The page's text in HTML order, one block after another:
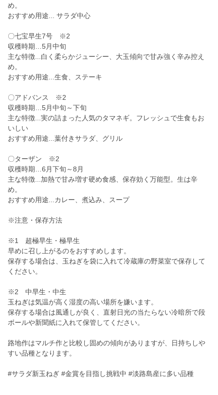
め。
おすすめ用途... サラダ中心
〇七宝早生7号 ※2
収穫時期…5月中旬
主な特徴...白く柔らかジューシー、大玉傾向で甘み強く辛み控え
め。
おすすめ用途...生食、ステーキ
〇アドバンス ※2
収穫時期…5月中旬～下旬
主な特徴...実の詰まった人気のタマネギ。フレッシュで生食もお
いしい
おすすめ用途...葉付きサラダ、グリル
〇ターザン ※2
収穫時期…6月下旬～8月
主な特徴...加熱で甘み増す硬め食感、保存効く万能型。生は辛
め。
おすすめ用途...カレー、煮込み、スープ
※注意・保存方法
※1 超極早生・極早生
早めに召し上がるのをおすすめします。
保存する場合は、玉ねぎを袋に入れて冷蔵庫の野菜室で保存して
ください。
※2 中早生・中生
玉ねぎは気温が高く湿度の高い場所を嫌います。
保存する場合は風通しが良く、直射日光の当たらない冷暗所で段
ボールや新聞紙に入れて保管してください。
路地作はマルチ作と比較し固めの傾向がありますが、日持ちしや
すい品種となります。
#サラダ新玉ねぎ #金賞を目指し挑戦中 #淡路島産に多い品種